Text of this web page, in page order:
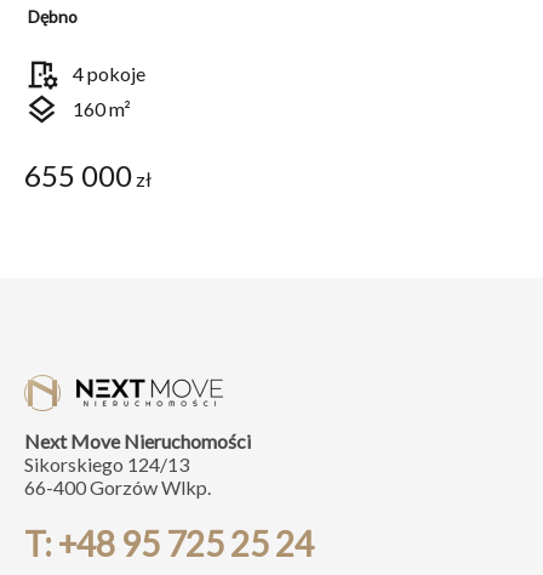
Dębno
room_preferences 4 pokoje
layers 160 m²
655 000 zł
Next Move Nieruchomości
Sikorskiego 124/13
66-400 Gorzów Wlkp.
T: +48 95 725 25 24